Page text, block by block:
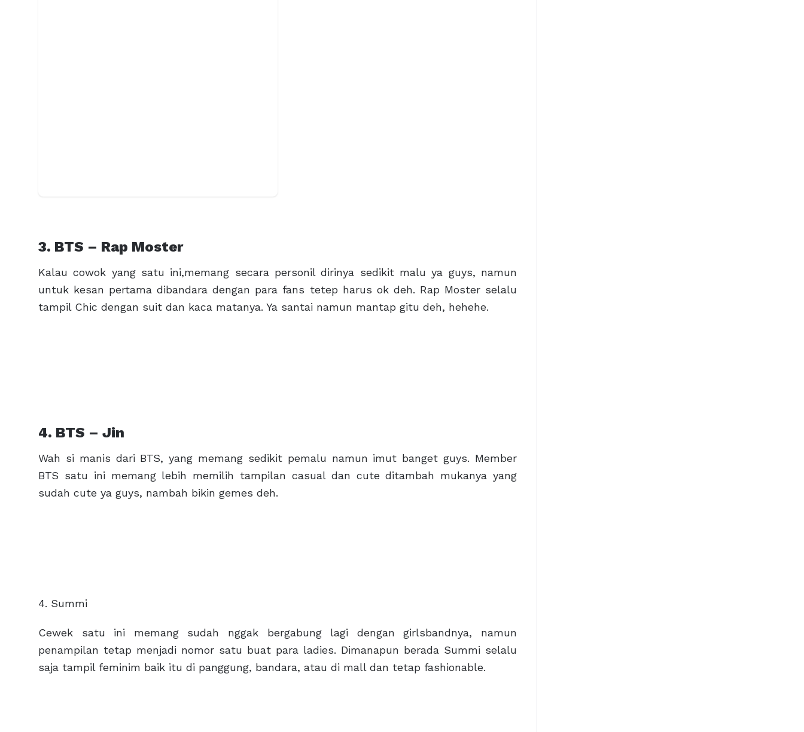
3. BTS – Rap Moster
Kalau cowok yang satu ini,memang secara personil dirinya sedikit malu ya guys, namun
untuk kesan pertama dibandara dengan para fans tetep harus ok deh. Rap Moster selalu
tampil Chic dengan suit dan kaca matanya. Ya santai namun mantap gitu deh, hehehe.
4. BTS – Jin
Wah si manis dari BTS, yang memang sedikit pemalu namun imut banget guys. Member
BTS satu ini memang lebih memilih tampilan casual dan cute ditambah mukanya yang
sudah cute ya guys, nambah bikin gemes deh.
4. Summi
Cewek satu ini memang sudah nggak bergabung lagi dengan girlsbandnya, namun
penampilan tetap menjadi nomor satu buat para ladies. Dimanapun berada Summi selalu
saja tampil feminim baik itu di panggung, bandara, atau di mall dan tetap fashionable.